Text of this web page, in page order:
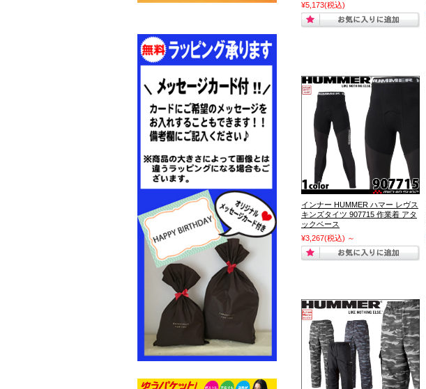
¥5,173(税込)
インナー HUMMER ハマー レヴス
キンズタイツ 907715 作業着 アタ
ックベース
¥3,267(税込) ～